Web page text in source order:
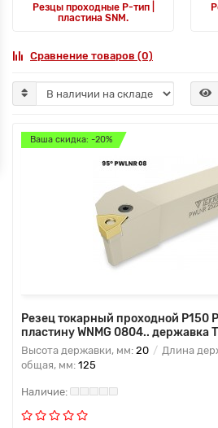
Резцы проходные P-тип |
пластина SNM.
Сравнение товаров (0)
Ваша скидка: -20%
Резец токарный проходной P150
пластину WNMG 0804.. державка
Высота державки, мм: 20 Длина
общая, мм: 125